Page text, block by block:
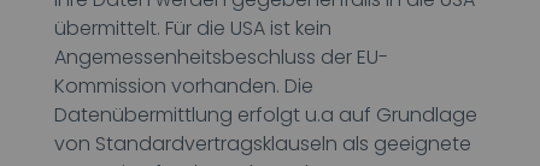
übermittelt. Für die USA ist kein
Angemessenheitsbeschluss der EU-
Kommission vorhanden. Die
Datenübermittlung erfolgt u.a auf Grundlage
von Standardvertragsklauseln als geeignete